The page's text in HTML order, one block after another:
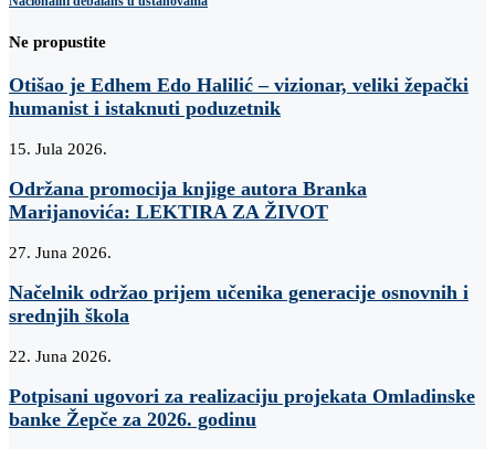
Ne propustite
Otišao je Edhem Edo Halilić – vizionar, veliki žepački
humanist i istaknuti poduzetnik
15. Jula 2026.
Održana promocija knjige autora Branka
Marijanovića: LEKTIRA ZA ŽIVOT
27. Juna 2026.
Načelnik održao prijem učenika generacije osnovnih i
srednjih škola
22. Juna 2026.
Potpisani ugovori za realizaciju projekata Omladinske
banke Žepče za 2026. godinu